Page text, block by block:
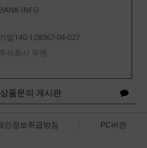
BANK INFO
기업140-128367-04-027
주식회사 무엔
상품문의 게시판
인정보취급방침 PC버젼